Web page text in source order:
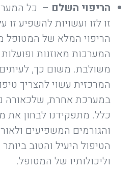
הריפוי השלם – כל
זו לזו ועשויות להשפיע זו
הריפוי המלא של המטופל
המערכות מאוזנות
משולבת. משום כך,
המרכזית עשוי להצריך
במערכת אחרת, שלכאורה
כלל. מתפקידנו לבחון את
והגורמים המשפיעים
הטיפול היעיל והטוב
וליכולותיו של המטופל.